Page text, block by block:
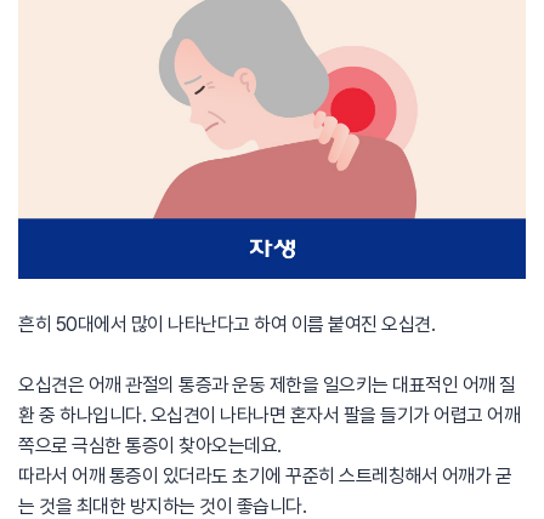
흔히 50대에서 많이 나타난다고 하여 이름 붙여진 오십견.
오십견은 어깨 관절의 통증과 운동 제한을 일으키는 대표적인 어깨 질
환 중 하나입니다. 오십견이 나타나면 혼자서 팔을 들기가 어렵고 어깨
쪽으로 극심한 통증이 찾아오는데요.
따라서 어깨 통증이 있더라도 초기에 꾸준히 스트레칭해서 어깨가 굳
는 것을 최대한 방지하는 것이 좋습니다.